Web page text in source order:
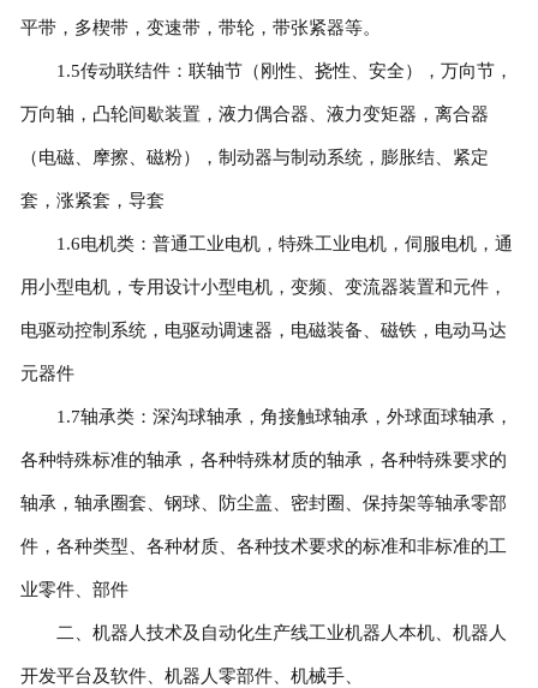
平带，多楔带，变速带，带轮，带张紧器等。
1.5传动联结件：联轴节（刚性、挠性、安全），万向节，
万向轴，凸轮间歇装置，液力偶合器、液力变矩器，离合器
（电磁、摩擦、磁粉），制动器与制动系统，膨胀结、紧定
套，涨紧套，导套
1.6电机类：普通工业电机，特殊工业电机，伺服电机，通
用小型电机，专用设计小型电机，变频、变流器装置和元件，
电驱动控制系统，电驱动调速器，电磁装备、磁铁，电动马达
元器件
1.7轴承类：深沟球轴承，角接触球轴承，外球面球轴承，
各种特殊标准的轴承，各种特殊材质的轴承，各种特殊要求的
轴承，轴承圈套、钢球、防尘盖、密封圈、保持架等轴承零部
件，各种类型、各种材质、各种技术要求的标准和非标准的工
业零件、部件
二、机器人技术及自动化生产线工业机器人本机、机器人
开发平台及软件、机器人零部件、机械手、